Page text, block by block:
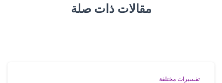
مقالات ذات صلة
تفسيرات مختلفة